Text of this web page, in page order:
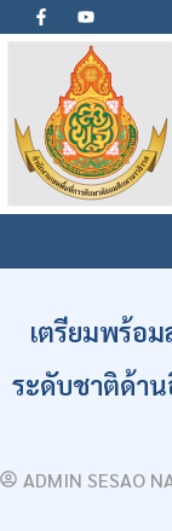
เตรียมพร้อ
ระดับชาติด้า
ADMIN SESAO